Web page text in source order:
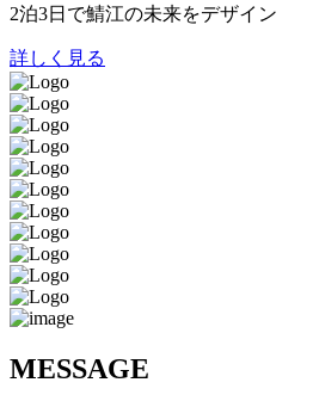
2泊3日で鯖江の未来をデザイン
詳しく見る
MESSAGE